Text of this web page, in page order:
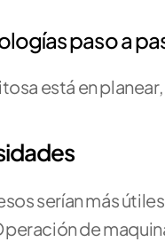
paso a
está en
serían más
de